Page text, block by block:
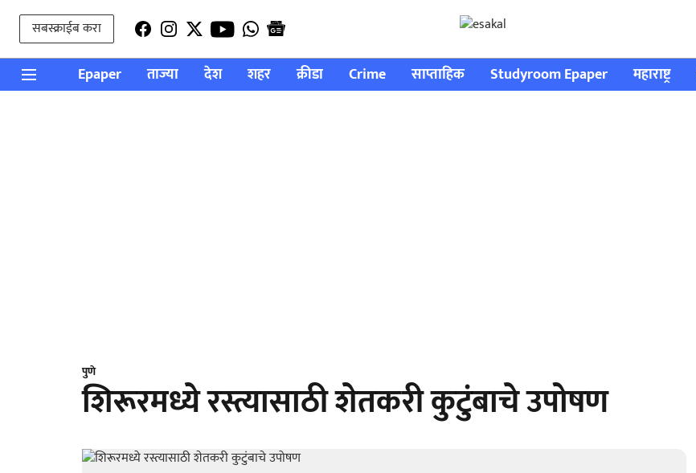
सबस्क्राईब करा
Epaper ताज्या देश शहर क्रीडा Crime साप्ताहिक Studyroom Epaper महाराष्ट्र
पुणे
शिरूरमध्ये रस्त्यासाठी शेतकरी कुटुंबाचे उपोषण